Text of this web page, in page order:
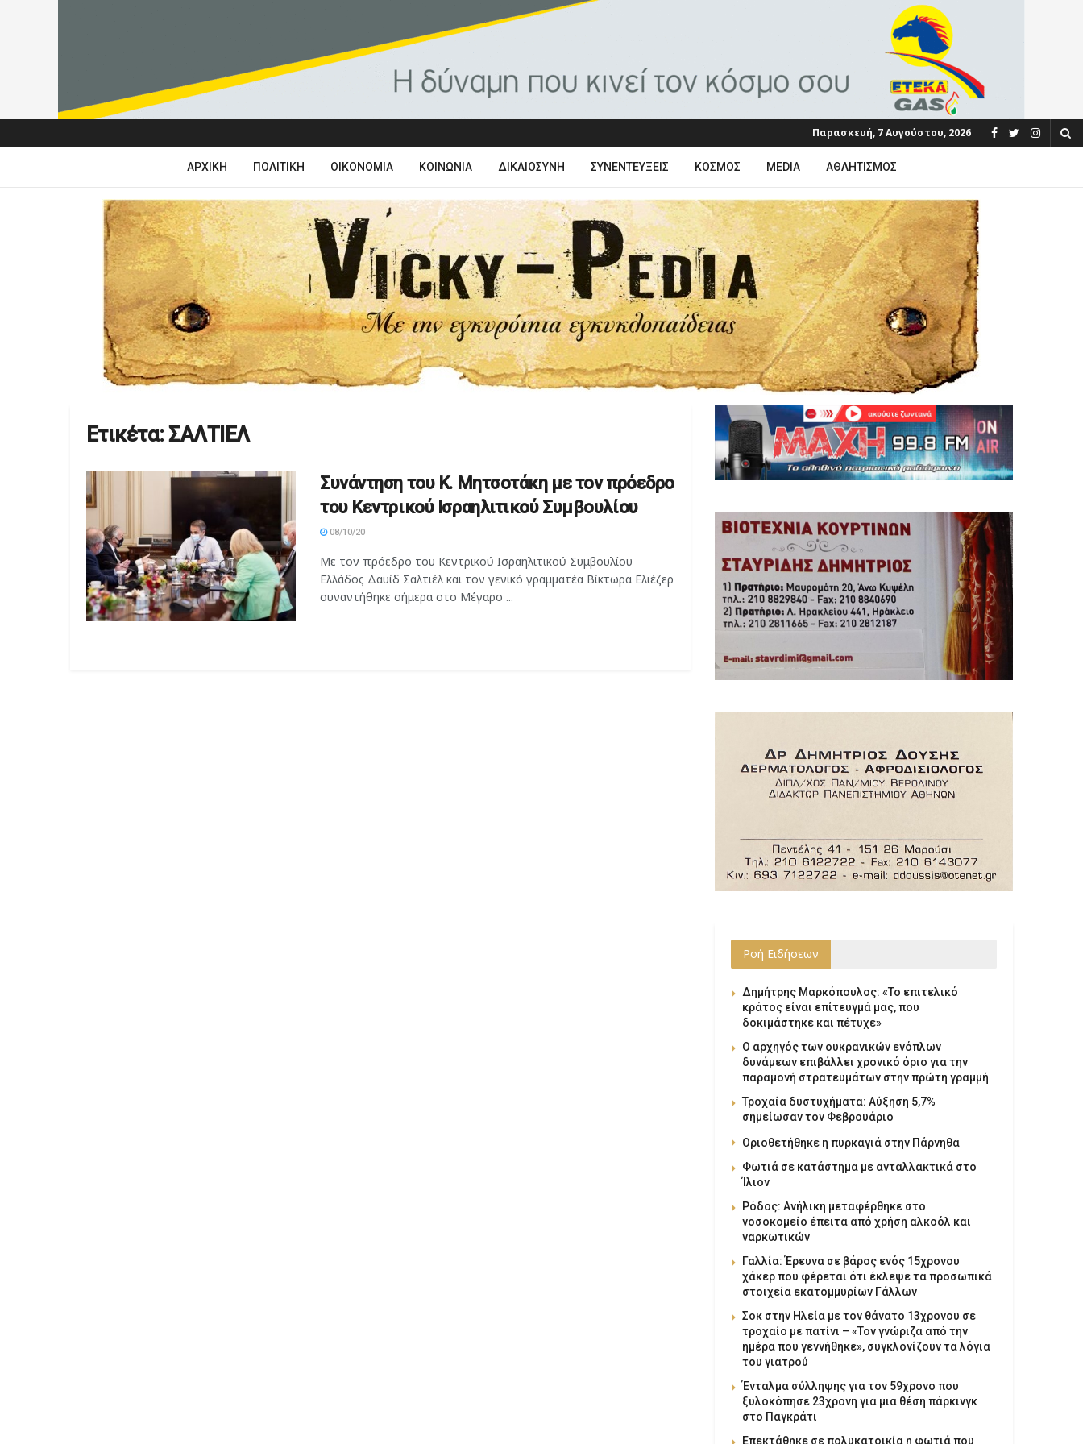
Παρασκευή, 7 Αυγούστου, 2026
ΑΡΧΙΚΉ ΠΟΛΙΤΙΚΉ ΟΙΚΟΝΟΜΊΑ ΚΟΙΝΩΝΊΑ ΔΙΚΑΙΟΣΎΝΗ ΣΥΝΕΝΤΕΎΞΕΙΣ ΚΌΣΜΟΣ MEDIA ΑΘΛΗΤΙΣΜΌΣ
Ετικέτα:ΣΑΛΤΙΕΛ
Συνάντηση του Κ. Μητσοτάκη με τον πρόεδρο
του Κεντρικού Ισραηλιτικού Συμβουλίου
08/10/20
Με τον πρόεδρο του Κεντρικού Ισραηλιτικού Συμβουλίου
Ελλάδος Δαυίδ Σαλτιέλ και τον γενικό γραμματέα Βίκτωρα Ελιέζερ
συναντήθηκε σήμερα στο Μέγαρο ...
Ροή Ειδήσεων
Δημήτρης Μαρκόπουλος: «Το επιτελικό
κράτος είναι επίτευγμά μας, που
δοκιμάστηκε και πέτυχε»
Ο αρχηγός των ουκρανικών ενόπλων
δυνάμεων επιβάλλει χρονικό όριο για την
παραμονή στρατευμάτων στην πρώτη γραμμή
Τροχαία δυστυχήματα: Αύξηση 5,7%
σημείωσαν τον Φεβρουάριο
Οριοθετήθηκε η πυρκαγιά στην Πάρνηθα
Φωτιά σε κατάστημα με ανταλλακτικά στο
Ίλιον
Ρόδος: Ανήλικη μεταφέρθηκε στο
νοσοκομείο έπειτα από χρήση αλκοόλ και
ναρκωτικών
Γαλλία: Έρευνα σε βάρος ενός 15χρονου
χάκερ που φέρεται ότι έκλεψε τα προσωπικά
στοιχεία εκατομμυρίων Γάλλων
Σοκ στην Ηλεία με τον θάνατο 13χρονου σε
τροχαίο με πατίνι – «Τον γνώριζα από την
ημέρα που γεννήθηκε», συγκλονίζουν τα λόγια
του γιατρού
Ένταλμα σύλληψης για τον 59χρονο που
ξυλοκόπησε 23χρονη για μια θέση πάρκινγκ
στο Παγκράτι
Επεκτάθηκε σε πολυκατοικία η φωτιά που